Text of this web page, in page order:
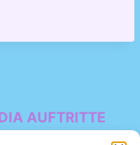
AUFTRITTE